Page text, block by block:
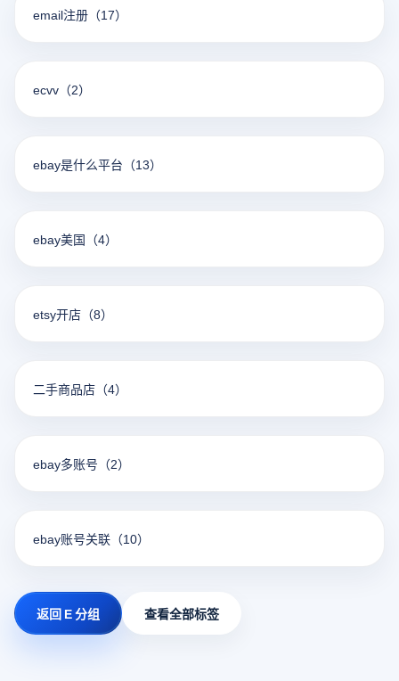
email注册 （17）
ecvv （2）
ebay是什么平台 （13）
ebay美国 （4）
etsy开店 （8）
二手商品店 （4）
ebay多账号 （2）
ebay账号关联 （10）
返回 E 分组 查看全部标签